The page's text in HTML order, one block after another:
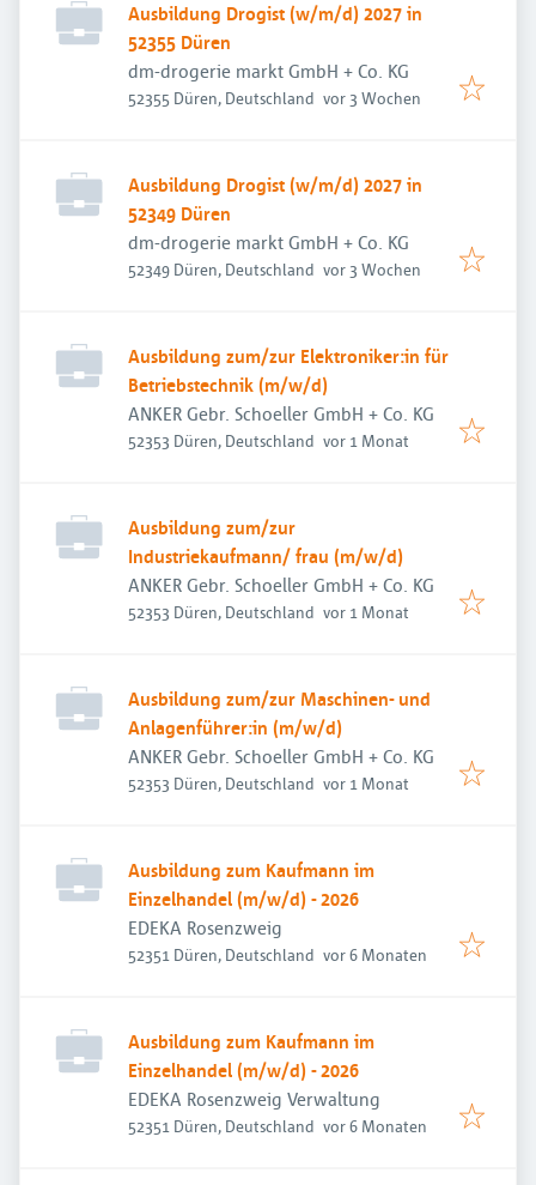
Ausbildung Drogist (w/m/d) 2027 in
52355 Düren
dm-drogerie markt GmbH + Co. KG
52355 Düren, Deutschland Veröffentlicht
vor 3 Wochen
Ausbildung Drogist (w/m/d) 2027 in
52349 Düren
dm-drogerie markt GmbH + Co. KG
52349 Düren, Deutschland Veröffentlicht
vor 3 Wochen
Ausbildung zum/zur Elektroniker:in für
Betriebstechnik (m/w/d)
ANKER Gebr. Schoeller GmbH + Co. KG
52353 Düren, Deutschland Veröffentlicht
vor 1 Monat
Ausbildung zum/zur
Industriekaufmann/ frau (m/w/d)
ANKER Gebr. Schoeller GmbH + Co. KG
52353 Düren, Deutschland Veröffentlicht
vor 1 Monat
Ausbildung zum/zur Maschinen- und
Anlagenführer:in (m/w/d)
ANKER Gebr. Schoeller GmbH + Co. KG
52353 Düren, Deutschland Veröffentlicht
vor 1 Monat
Ausbildung zum Kaufmann im
Einzelhandel (m/w/d) - 2026
EDEKA Rosenzweig
52351 Düren, Deutschland Veröffentlicht:
vor 6 Monaten
Ausbildung zum Kaufmann im
Einzelhandel (m/w/d) - 2026
EDEKA Rosenzweig Verwaltung
52351 Düren, Deutschland Veröffentlicht:
vor 6 Monaten